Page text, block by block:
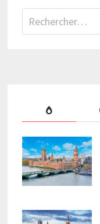
Rechercher :